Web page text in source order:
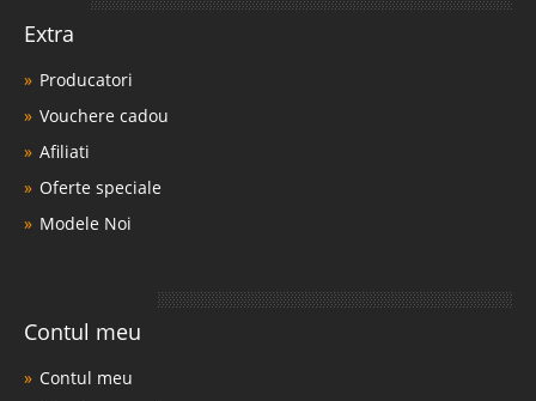
Extra
Producatori
Vouchere cadou
Afiliati
Oferte speciale
Modele Noi
Contul meu
Contul meu